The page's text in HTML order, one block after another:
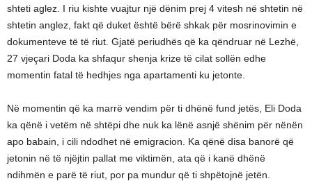
shteti aglez. I riu kishte vuajtur një dënim prej 4 vitesh në shtetin në
shtetin anglez, fakt që duket është bërë shkak për mosrinovimin e
dokumenteve të të riut. Gjatë periudhës që ka qëndruar në Lezhë,
27 vjeçari Doda ka shfaqur shenja krize të cilat sollën edhe
momentin fatal të hedhjes nga apartamenti ku jetonte.
Në momentin që ka marrë vendim për ti dhënë fund jetës, Eli Doda
ka qënë i vetëm në shtëpi dhe nuk ka lënë asnjë shënim për nënën
apo babain, i cili ndodhet në emigracion. Ka qënë disa banorë që
jetonin në të njëjtin pallat me viktimën, ata që i kanë dhënë
ndihmën e parë të riut, por pa mundur që ti shpëtojnë jetën.